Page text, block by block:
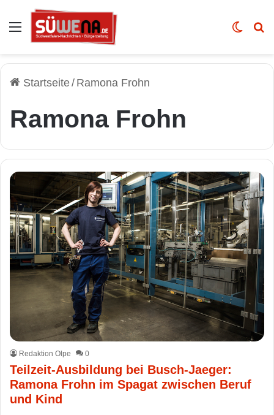
Auswahl Skin
Startseite/ Ramona Frohn
Ramona Frohn
Redaktion Olpe 0
Teilzeit-Ausbildung bei Busch-Jaeger:
Ramona Frohn im Spagat zwischen Beruf
und Kind